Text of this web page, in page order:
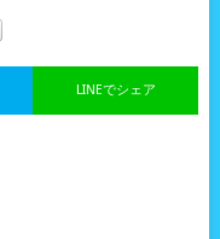
LINEでシェア